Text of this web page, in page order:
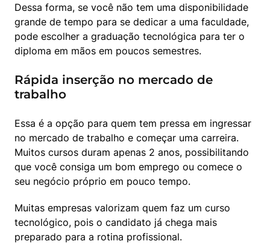
Dessa forma, se você não tem uma disponibilidade
grande de tempo para se dedicar a uma faculdade,
pode escolher a graduação tecnológica para ter o
diploma em mãos em poucos semestres.
Rápida inserção no mercado de
trabalho
Essa é a opção para quem tem pressa em ingressar
no mercado de trabalho e começar uma carreira.
Muitos cursos duram apenas 2 anos, possibilitando
que você consiga um bom emprego ou comece o
seu negócio próprio em pouco tempo.
Muitas empresas valorizam quem faz um curso
tecnológico, pois o candidato já chega mais
preparado para a rotina profissional.